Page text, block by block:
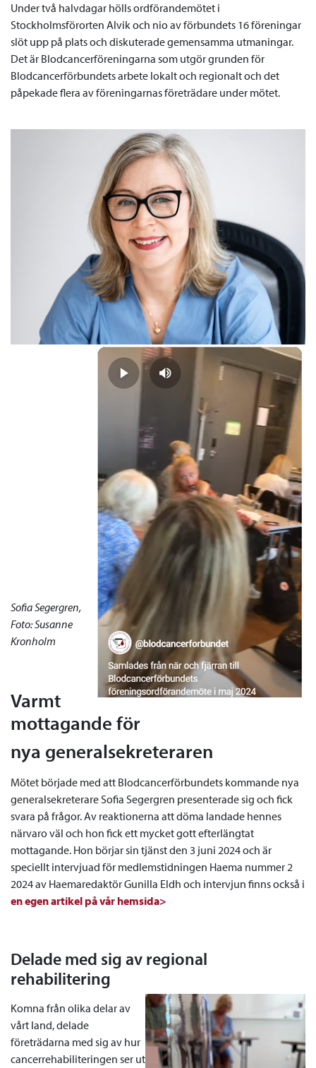
Under två halvdagar hölls ordförandemötet i
Stockholmsförorten Alvik och nio av förbundets 16 föreningar
slöt upp på plats och diskuterade gemensamma utmaningar.
Det är Blodcancerföreningarna som utgör grunden för
Blodcancerförbundets arbete lokalt och regionalt och det
påpekade flera av föreningarnas företrädare under mötet.
Sofia Segergren,
Foto: Susanne
Kronholm
Varmt
mottagande för
nya generalsekreteraren
Mötet började med att Blodcancerförbundets kommande nya
generalsekreterare Sofia Segergren presenterade sig och fick
svara på frågor. Av reaktionerna att döma landade hennes
närvaro väl och hon fick ett mycket gott efterlängtat
mottagande. Hon börjar sin tjänst den 3 juni 2024 och är
speciellt intervjuad för medlemstidningen Haema nummer 2
2024 av Haemaredaktör Gunilla Eldh och intervjun finns också i
en egen artikel på vår hemsida>
Delade med sig av regional
rehabilitering
Komna från olika delar av
vårt land, delade
företrädarna med sig av hur
cancerrehabiliteringen ser ut